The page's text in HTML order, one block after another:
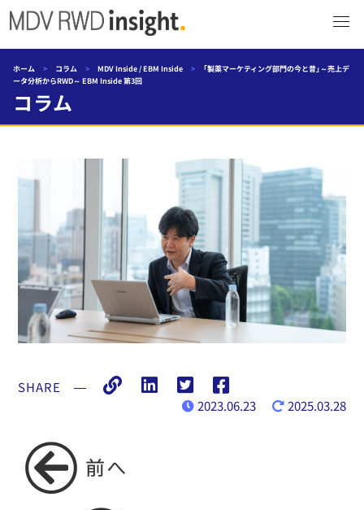
ホーム > コラム > MDV Inside / EBM Inside >
「製薬マーケティング部門の今と昔」～売上デ
ータ分析からRWD～ EBM Inside 第3回
コラム
SHARE
―
2023.06.23
2025.03.28